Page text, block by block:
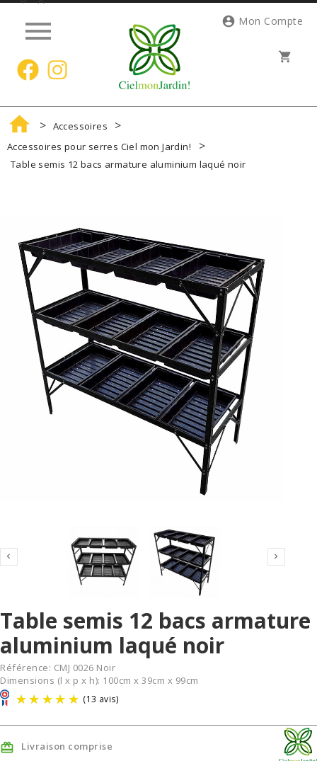

shopping_cart
 Mon Compte

Accessoires
Accessoires pour serres Ciel mon Jardin!
Table semis 12 bacs armature aluminium laqué noir
 
Table semis 12 bacs armature
aluminium laqué noir
Référence: CMJ 0026 Noir
Dimensions (l x p x h): 100cm x 39cm x 99cm
 Livraison comprise